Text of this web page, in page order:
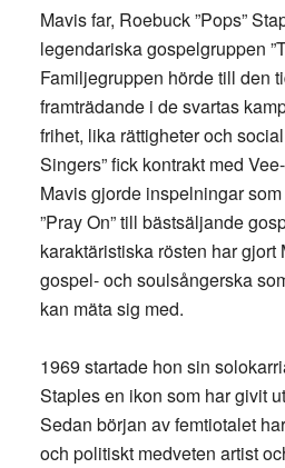
Mavis far, Roebuck ”Pops”
legendariska gospelgruppen
Familjegruppen hörde till den
framträdande i de svartas
frihet, lika rättigheter och
Singers” fick kontrakt med
Mavis gjorde inspelningar som
”Pray On” till bästsäljande
karaktäristiska rösten har
gospel- och soulsångerska
kan mäta sig med.
1969 startade hon sin
Staples en ikon som har givit
Sedan början av femtiotalet
och politiskt medveten artist